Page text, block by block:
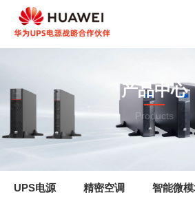
产品中心
Products
UPS电源 精密空调 智能微